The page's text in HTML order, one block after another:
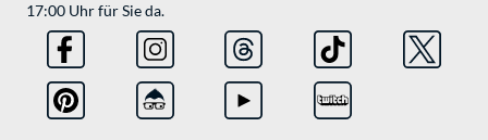
17:00 Uhr für Sie da.